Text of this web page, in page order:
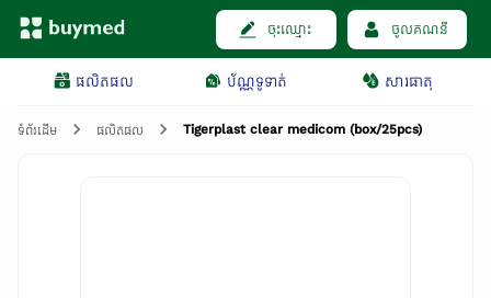
ចុះឈ្មោះ ចូលគណនី
ផលិតផល ប័ណ្ណទូទាត់ សារធាតុ
ទំព័រដើម ផលិតផល Tigerplast clear medicom (box/25pcs)